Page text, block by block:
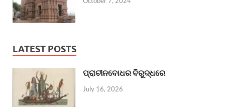
LATEST POSTS
ପ୍ରାଚୀନବୋଧର ବିରୁଦ୍ଧରେ
July 16, 2026